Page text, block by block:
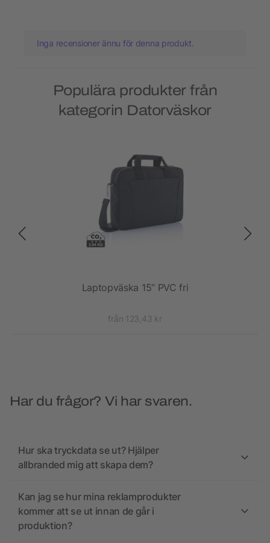
Inga recensioner ännu för denna produkt.
Populära produkter från
kategorin Datorväskor
Laptopväska 15” PVC fri
från 123,43 kr
Har du frågor? Vi har svaren.
Hur ska tryckdata se ut? Hjälper
allbranded mig att skapa dem?
Kan jag se hur mina reklamprodukter
kommer att se ut innan de går i
produktion?